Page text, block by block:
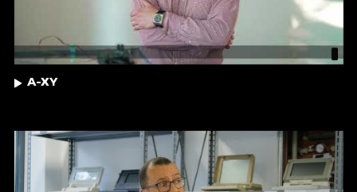
A-XY